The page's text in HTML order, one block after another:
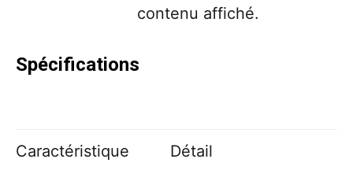
contenu affiché.
Spécifications
Caractéristique Détail